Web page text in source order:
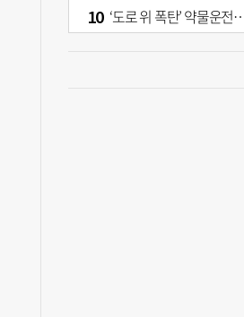
‘도로 위 폭탄’ 약물운전… 휴가철 음주와 병행 단속